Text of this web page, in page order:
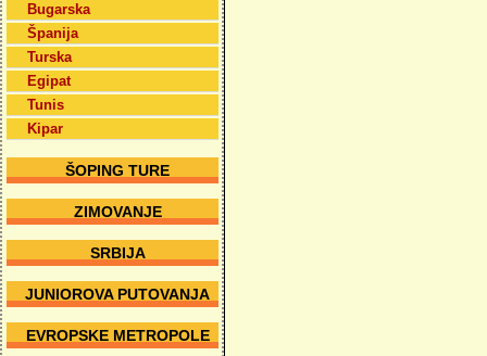
Bugarska
Španija
Turska
Egipat
Tunis
Kipar
ŠOPING TURE
ZIMOVANJE
SRBIJA
JUNIOROVA PUTOVANJA
EVROPSKE METROPOLE